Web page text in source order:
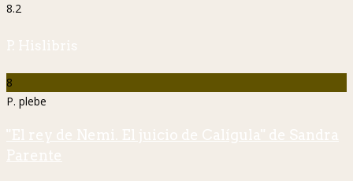
8.2
P. Hislibris
8
P. plebe
"El rey de Nemi. El juicio de Calígula" de Sandra
Parente